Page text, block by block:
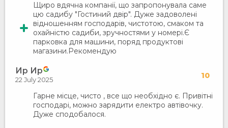
Щиро вдячна компанії, що запропонувала саме
цю садибу "Гостиний двір". Дуже задоволені
відношенням господарів, чистотою, смаком та
охайністю садиби, зручностями у номері.Є
парковка для машини, поряд продуктові
магазини.Рекомендую
Ир Ир 10
22 July 2025
Гарне місце, чисто , все що необхідно є. Привітні
господарі, можно зарядити електро автівочку.
Дуже сподобалося.